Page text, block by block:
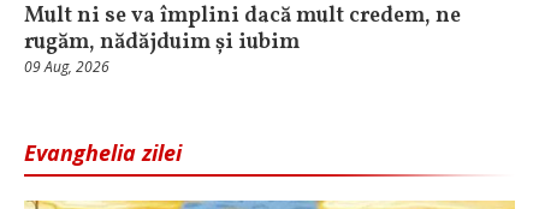
Mult ni se va împlini dacă mult credem, ne
rugăm, nădăjduim și iubim
09 Aug, 2026
Evanghelia zilei